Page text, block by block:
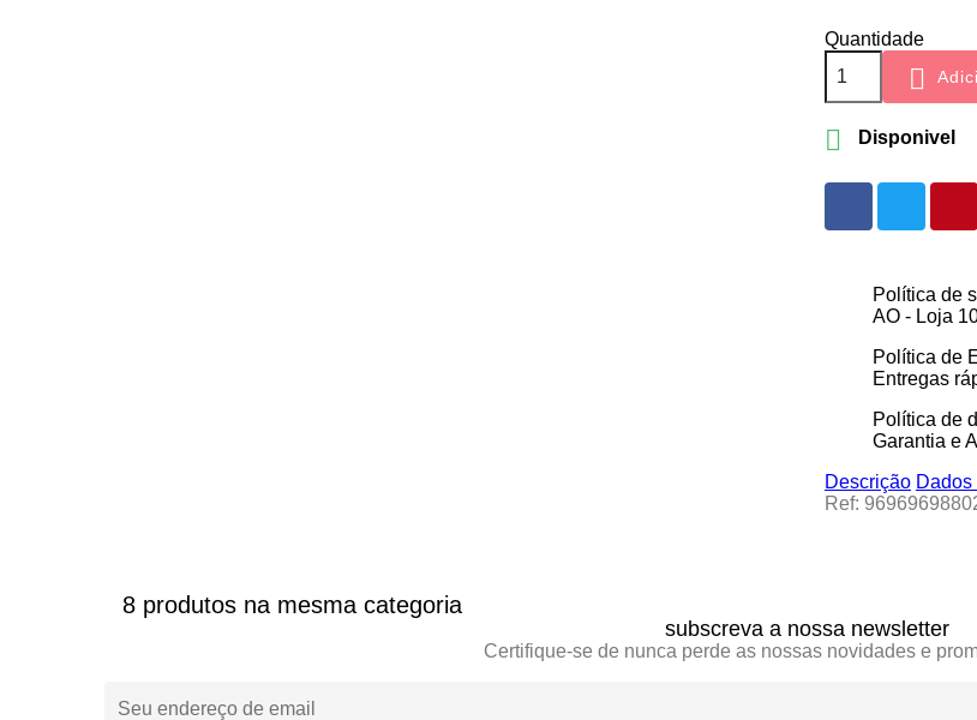
Quantidade

 Disponivel
Política de
AO - Loja
Política de
Entregas
Política de
Garantia e
Descrição Dados
Ref:
8 produtos na mesma categoria
subscreva a nossa newsletter
Certifique-se de nunca perde as nossas novidades e